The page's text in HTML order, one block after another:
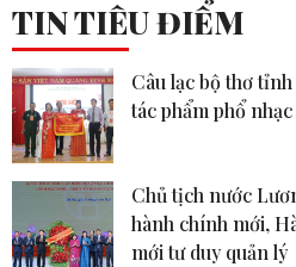
TIN TIÊU ĐIỂM
Câu lạc bộ thơ
tác phẩm phổ nhạc
Chủ tịch nước
hành chính mới,
mới tư duy quản lý